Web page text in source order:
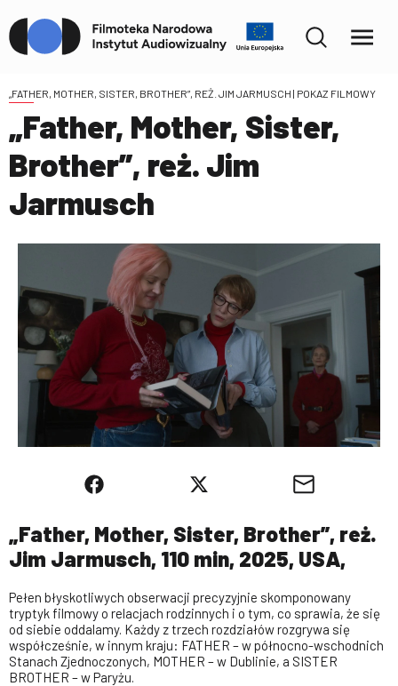
„FATHER, MOTHER, SISTER, BROTHER”, REŻ. JIM JARMUSCH | POKAZ FILMOWY
„Father, Mother, Sister,
Brother”, reż. Jim
Jarmusch
„Father, Mother, Sister, Brother”, reż.
Jim Jarmusch, 110 min, 2025, USA,
Pełen błyskotliwych obserwacji precyzyjnie skomponowany
tryptyk filmowy o relacjach rodzinnych i o tym, co sprawia, że się
od siebie oddalamy. Każdy z trzech rozdziałów rozgrywa się
współcześnie, w innym kraju: FATHER – w północno-wschodnich
Stanach Zjednoczonych, MOTHER – w Dublinie, a SISTER
BROTHER – w Paryżu.